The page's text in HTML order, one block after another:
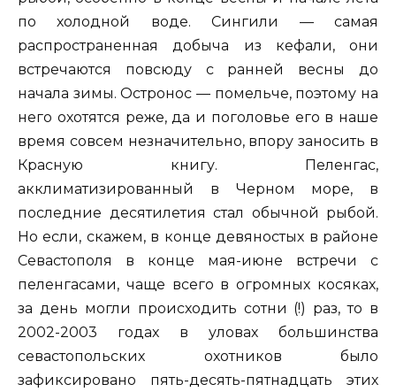
по холодной воде. Сингили — самая
распространенная добыча из кефали, они
встречаются повсюду с ранней весны до
начала зимы. Остронос — помельче, поэтому на
него охотятся реже, да и поголовье его в наше
время совсем незначительно, впору заносить в
Красную книгу. Пеленгас,
акклиматизированный в Черном море, в
последние десятилетия стал обычной рыбой.
Но если, скажем, в конце девяностых в районе
Севастополя в конце мая-июне встречи с
пеленгасами, чаще всего в огромных косяках,
за день могли происходить сотни (!) раз, то в
2002-2003 годах в уловах большинства
севастопольских охотников было
зафиксировано пять-десять-пятнадцать этих